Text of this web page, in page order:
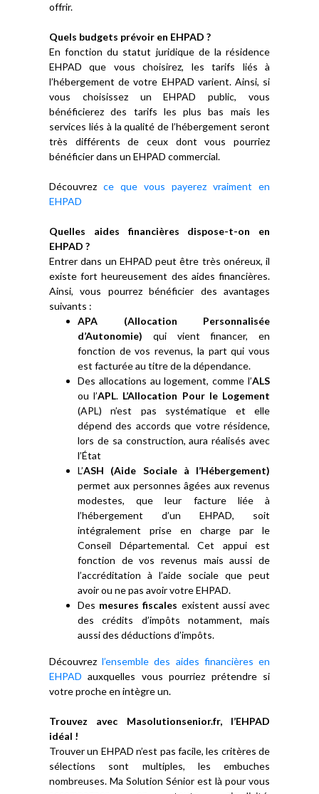
offrir.
Quels budgets prévoir en EHPAD ?
En fonction du statut juridique de la résidence
EHPAD que vous choisirez, les tarifs liés à
l’hébergement de votre EHPAD varient. Ainsi, si
vous choisissez un EHPAD public, vous
bénéficierez des tarifs les plus bas mais les
services liés à la qualité de l’hébergement seront
très différents de ceux dont vous pourriez
bénéficier dans un EHPAD commercial.
Découvrez ce que vous payerez vraiment en
EHPAD
Quelles aides financières dispose-t-on en
EHPAD ?
Entrer dans un EHPAD peut être très onéreux, il
existe fort heureusement des aides financières.
Ainsi, vous pourrez bénéficier des avantages
suivants :
APA (Allocation Personnalisée
d’Autonomie) qui vient financer, en
fonction de vos revenus, la part qui vous
est facturée au titre de la dépendance.
Des allocations au logement, comme l’ALS
ou l’APL. L’Allocation Pour le Logement
(APL) n’est pas systématique et elle
dépend des accords que votre résidence,
lors de sa construction, aura réalisés avec
l’État
L’ASH (Aide Sociale à l’Hébergement)
permet aux personnes âgées aux revenus
modestes, que leur facture liée à
l’hébergement d’un EHPAD, soit
intégralement prise en charge par le
Conseil Départemental. Cet appui est
fonction de vos revenus mais aussi de
l’accréditation à l’aide sociale que peut
avoir ou ne pas avoir votre EHPAD.
Des mesures fiscales existent aussi avec
des crédits d’impôts notamment, mais
aussi des déductions d’impôts.
Découvrezl’ensemble des aides financières en
EHPADauxquelles vous pourriez prétendre si
votre proche en intègre un.
Trouvez avec Masolutionsenior.fr, l’EHPAD
idéal !
Trouver un EHPAD n’est pas facile, les critères de
sélections sont multiples, les embuches
nombreuses. Ma Solution Sénior est là pour vous